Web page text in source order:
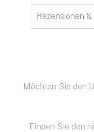
Rezensionen
Möchten Sie den
Finden Sie den